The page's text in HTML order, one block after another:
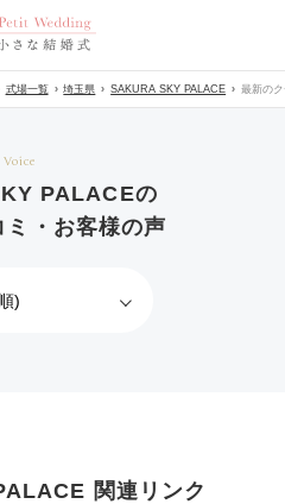
式場一覧 埼玉県 SAKURA SKY PALACE 最新の
Voice
PALACEの
ミ・お客様の声
関連リンク